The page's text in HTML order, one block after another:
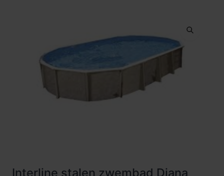
Interline stalen zwembad Diana